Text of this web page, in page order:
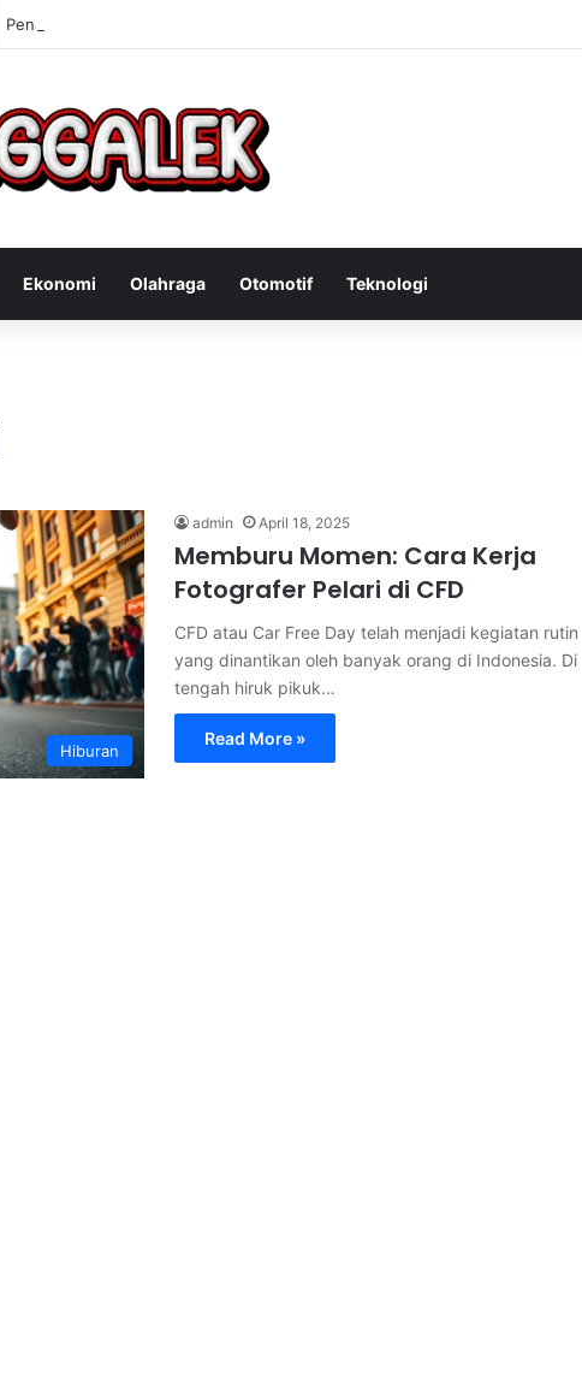
Penangkapan Bandit Curanmor: Tindakan Tegas Atas Kejahatan Sepeda Motor
Ekonomi Olahraga Otomotif Teknologi
Hiburan
admin April 18, 2025
Memburu Momen: Cara Kerja
Fotografer Pelari di CFD
CFD atau Car Free Day telah menjadi kegiatan rutin
yang dinantikan oleh banyak orang di Indonesia. Di
tengah hiruk pikuk…
Read More »